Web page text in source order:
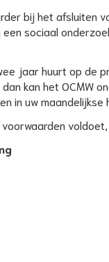
bij het afsluiten
een sociaal
jaar huurt op de
kan het OCMW
in uw maandelijkse